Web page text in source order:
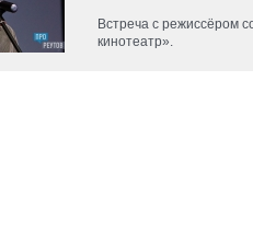
Встреча с режиссёром
кинотеатр».